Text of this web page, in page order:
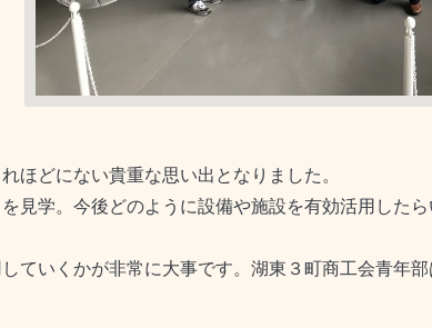
ほどにない貴重な思い出となりました。
学。今後どのように設備や施設を有効活用した
いくかが非常に大事です。湖東３町商工会青年部